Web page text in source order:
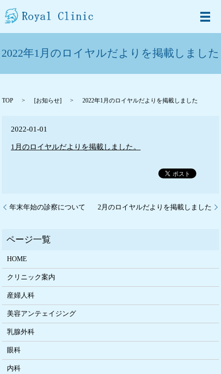
メ
2022年1月のロイヤルだよりを掲載しました
TOP [お知らせ] 2022年1月のロイヤルだよりを掲載しました
2022-01-01
1月のロイヤルだよりを掲載しました。
年末年始の診察について 2月のロイヤルだよりを掲載しました
HOME
クリニック案内
産婦人科
美容アンテェイジング
乳腺外科
眼科
内科